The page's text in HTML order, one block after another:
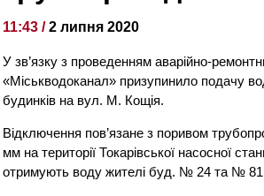
11:43 /2 липня 2020
У зв’язку з проведенням аварійно-
«Міськводоканал» призупинило подачу
будинків на вул. М. Кощія.
Відключення пов’язане з поривом
мм на території Токарівської насосної
отримують воду жителі буд. № 24 та №